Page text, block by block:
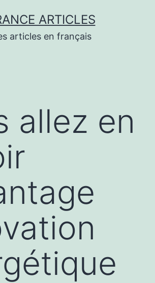
ARTICLES
articles en français
allez en